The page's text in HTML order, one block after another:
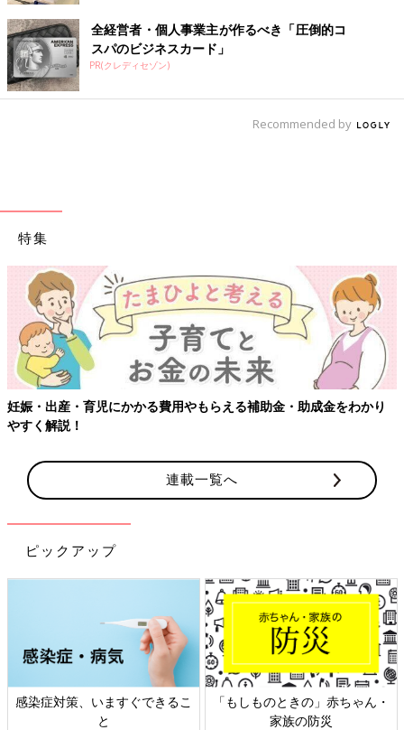
全経営者・個人事業主が作るべき「圧倒的コ
スパのビジネスカード」
PR(クレディセゾン)
Recommended by
特集
妊娠・出産・育児にかかる費用やもらえる補助金・助成金をわかり
やすく解説！
連載一覧へ
ピックアップ
感染症対策、いますぐできるこ
と
「もしものときの」赤ちゃん・
家族の防災